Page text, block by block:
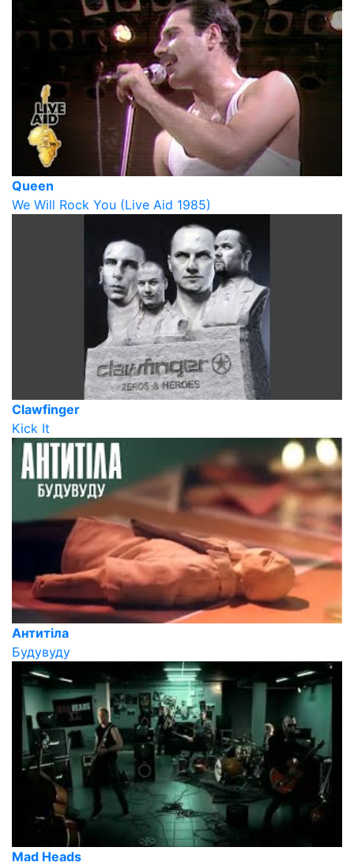
Queen
We Will Rock You (Live Aid 1985)
Clawfinger
Kick It
Антитіла
Будувуду
Mad Heads